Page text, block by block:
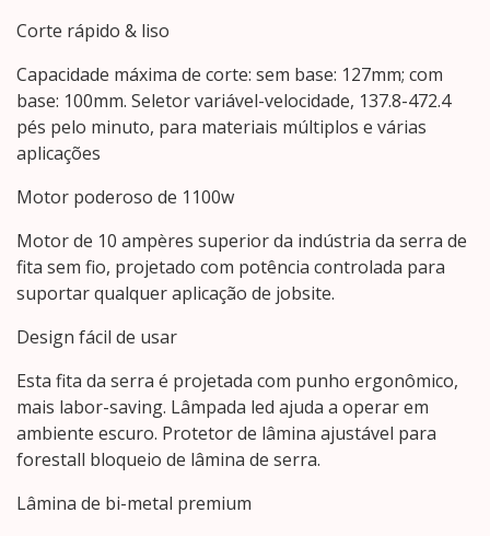
Corte rápido & liso
Capacidade máxima de corte: sem base: 127mm; com
base: 100mm. Seletor variável-velocidade, 137.8-472.4
pés pelo minuto, para materiais múltiplos e várias
aplicações
Motor poderoso de 1100w
Motor de 10 ampères superior da indústria da serra de
fita sem fio, projetado com potência controlada para
suportar qualquer aplicação de jobsite.
Design fácil de usar
Esta fita da serra é projetada com punho ergonômico,
mais labor-saving. Lâmpada led ajuda a operar em
ambiente escuro. Protetor de lâmina ajustável para
forestall bloqueio de lâmina de serra.
Lâmina de bi-metal premium